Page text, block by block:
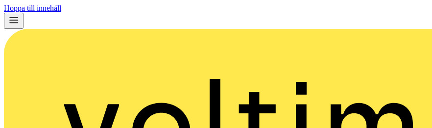
Hoppa till innehåll